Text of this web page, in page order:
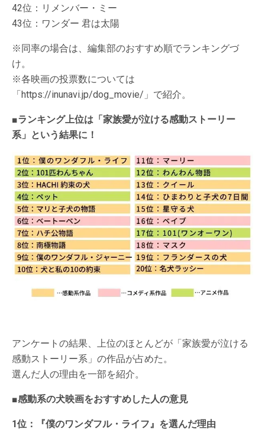
42位：リメンバー・ミー
43位：ワンダー 君は太陽
※同率の場合は、編集部のおすすめ順でランキングづ
け。
※各映画の投票数については
「https://inunavi.jp/dog_movie/」で紹介。
■ランキング上位は「家族愛が泣ける感動ストーリー
系」という結果に！
アンケートの結果、上位のほとんどが「家族愛が泣ける
感動ストーリー系」の作品が占めた。
選んだ人の理由を一部を紹介。
■感動系の犬映画をおすすめした人の意見
1位：『僕のワンダフル・ライフ』を選んだ理由